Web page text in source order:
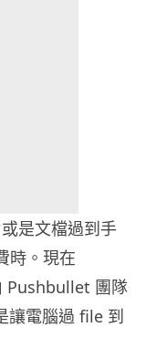
是文檔過到手
時。現在
Pushbullet 團隊
讓電腦過 file 到